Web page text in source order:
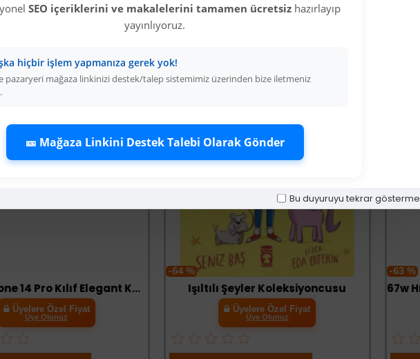
SEO içeriklerini ve makalelerini tamamen ücretsiz hazırlayıp
yayınlıyoruz.
hiçbir işlem yapmanıza gerek yok!
pazaryeri mağaza linkinizi destek/talep sistemimiz üzerinden bize iletmeniz
🎫 Mağaza Linkini Destek Talebi Olarak Gönder
Bu duyuruyu tekrar gösterme
Apple İphone 14 Pro Kılıf Elegant Kapak - Lacivert
Üyelere Özel Fiyat
Üye Olunuz
-64 %
Işıltılı Şeyler Koleksiyoncusu
Üyelere Özel Fiyat
Üye Olunuz
-63 %